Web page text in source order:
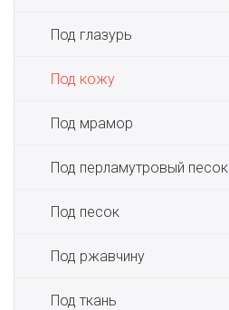
Под глазурь
Под кожу
Под мрамор
Под перламутровый песок
Под песок
Под ржавчину
Под ткань